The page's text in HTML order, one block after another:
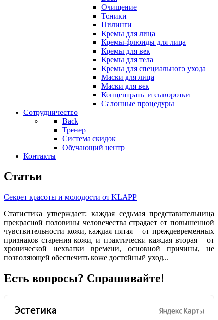
Очищение
Тоники
Пилинги
Кремы для лица
Кремы-флюиды для лица
Кремы для век
Кремы для тела
Кремы для специального ухода
Маски для лица
Маски для век
Концентраты и сыворотки
Салонные процедуры
Сотрудничество
Back
Тренер
Система скидок
Обучающий центр
Контакты
Статьи
Секрет красоты и молодости от KLAPP
Статистика утверждает: каждая седьмая представительница
прекрасной половины человечества страдает от повышенной
чувствительности кожи, каждая пятая – от преждевременных
признаков старения кожи, и практически каждая вторая – от
хронической нехватки времени, основной причины, не
позволяющей обеспечить коже достойный уход...
Есть вопросы? Спрашивайте!